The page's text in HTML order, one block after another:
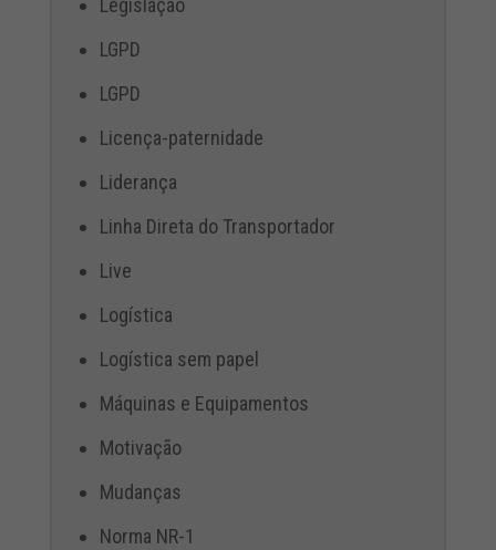
Legislação
LGPD
LGPD
Licença-paternidade
Liderança
Linha Direta do Transportador
Live
Logística
Logística sem papel
Máquinas e Equipamentos
Motivação
Mudanças
Norma NR-1